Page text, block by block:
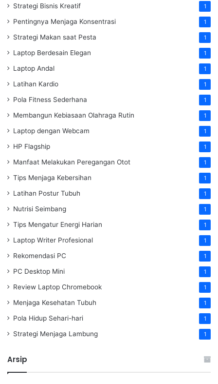
Strategi Bisnis Kreatif 1
Pentingnya Menjaga Konsentrasi 1
Strategi Makan saat Pesta 1
Laptop Berdesain Elegan 1
Laptop Andal 1
Latihan Kardio 1
Pola Fitness Sederhana 1
Membangun Kebiasaan Olahraga Rutin 1
Laptop dengan Webcam 1
HP Flagship 1
Manfaat Melakukan Peregangan Otot 1
Tips Menjaga Kebersihan 1
Latihan Postur Tubuh 1
Nutrisi Seimbang 1
Tips Mengatur Energi Harian 1
Laptop Writer Profesional 1
Rekomendasi PC 1
PC Desktop Mini 1
Review Laptop Chromebook 1
Menjaga Kesehatan Tubuh 1
Pola Hidup Sehari-hari 1
Strategi Menjaga Lambung 1
Arsip